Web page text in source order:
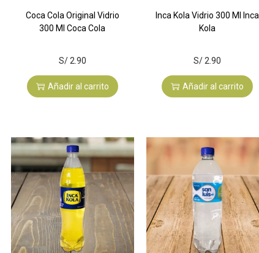
Coca Cola Original Vidrio
300 Ml Coca Cola
S/2.90
Añadir al carrito
Inca Kola Vidrio 300 Ml Inca
Kola
S/2.90
Añadir al carrito